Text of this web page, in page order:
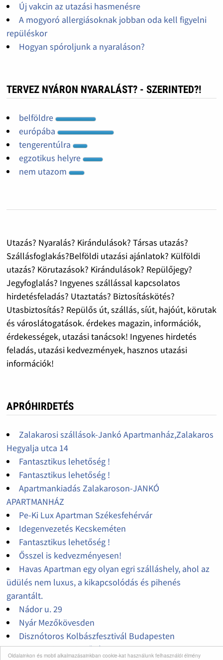
Oldalainkon és mobil alkalmazásainkban cookie-kat használunk felhasználói élmény
Új vakcin az utazási hasmenésre
A mogyoró allergiásoknak jobban oda kell figyelni
repüléskor
Hogyan spóroljunk a nyaraláson?
TERVEZ NYÁRON NYARALÁST? - SZERINTED?!
belföldre
európába
tengerentúlra
egzotikus helyre
nem utazom
Utazás? Nyaralás? Kirándulások? Társas utazás?
Szállásfoglakás?Belföldi utazási ajánlatok? Külföldi
utazás? Körutazások? Kirándulások? Repülőjegy?
Jegyfoglalás? Ingyenes szállással kapcsolatos
hirdetésfeladás? Utaztatás? Biztosításkötés?
Utasbiztosítás? Repülős út, szállás, síút, hajóút, körutak
és városlátogatások. érdekes magazin, információk,
érdekességek, utazási tanácsok! Ingyenes hirdetés
feladás, utazási kedvezmények, hasznos utazási
információk!
APRÓHIRDETÉS
Zalakarosi szállások-Jankó Apartmanház,Zalakaros
Hegyalja utca 14
Fantasztikus lehetőség !
Fantasztikus lehetőség !
Apartmankiadás Zalakaroson-JANKÓ
APARTMANHÁZ
Pe-Ki Lux Apartman Székesfehérvár
Idegenvezetés Kecskeméten
Fantasztikus lehetőség !
Ősszel is kedvezményesen!
Havas Apartman egy olyan egri szálláshely, ahol az
üdülés nem luxus, a kikapcsolódás és pihenés
garantált.
Nádor u. 29
Nyár Mezőkövesden
Disznótoros Kolbászfesztivál Budapesten
Fantasztikus lehetőség !